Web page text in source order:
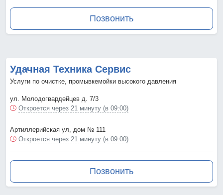
Позвонить
Удачная Техника Сервис
Услуги по очистке, промывкемойки высокого давления
ул. Молодогвардейцев д. 7/3
Откроется через 21 минуту (в 09:00)
Артиллерийская ул, дом № 111
Откроется через 21 минуту (в 09:00)
Позвонить